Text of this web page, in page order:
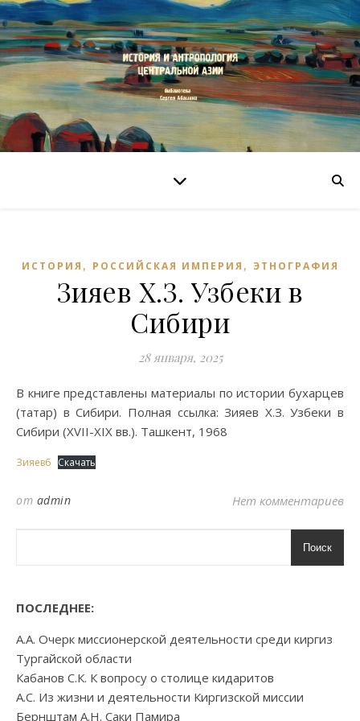
ИСТОРИЯ , РОССИЙСКАЯ ИМПЕРИЯ , ЭТНОГРАФИЯ
Зияев Х.З. Узбеки в
Сибири
28 января, 2025
В книге представлены материалы по истории бухарцев
(татар) в Сибири. Полная ссылка: Зияев Х.З. Узбеки в
Сибири (XVII-XIX вв.). Ташкент, 1968
Зияев6 Скачать
от admin Нет комментариев
Поиск
ПОСЛЕДНЕЕ:
А.А. Очерк миссионерской деятельности среди киргиз
Тургайской области
Кабанов С.К. К вопросу о столице кидаритов
А.С. Из жизни и деятельности Киргизской миссии
Бернштам А.Н. Саки Памира